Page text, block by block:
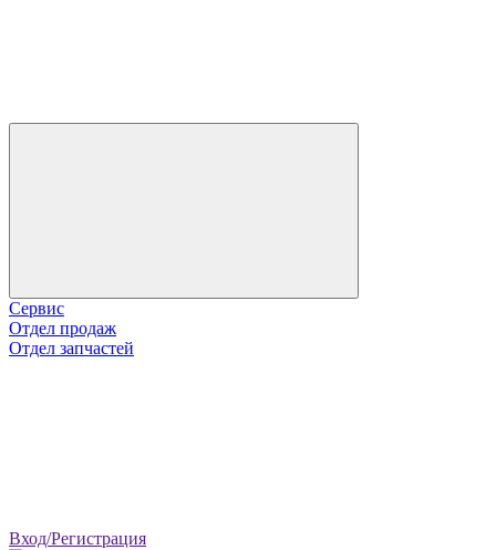
Сервис
Отдел продаж
Отдел запчастей
Вход/Регистрация